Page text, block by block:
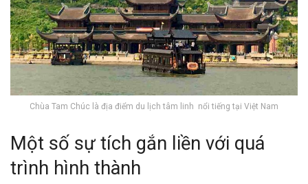
Chùa Tam Chúc là địa điểm du lịch tâm linh nổi tiếng tại Việt Nam
Một số sự tích gắn liền với quá
trình hình thành